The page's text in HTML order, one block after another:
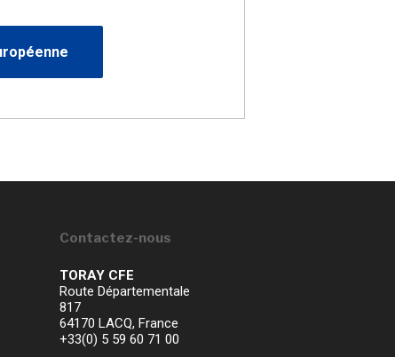
Contactez-nous
TORAY CFE
Route Départementale
817
64170 LACQ, France
+33(0) 5 59 60 71 00